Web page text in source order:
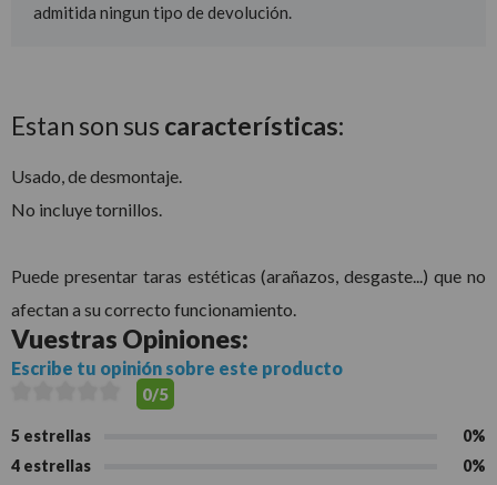
admitida ningun tipo de devolución.
Estan son sus características:
Usado, de desmontaje.
No incluye tornillos.
Puede presentar taras estéticas (arañazos, desgaste...) que no
afectan a su correcto funcionamiento.
Vuestras Opiniones:
Escribe tu opinión sobre este producto
0/5
5 estrellas
0%
4 estrellas
0%